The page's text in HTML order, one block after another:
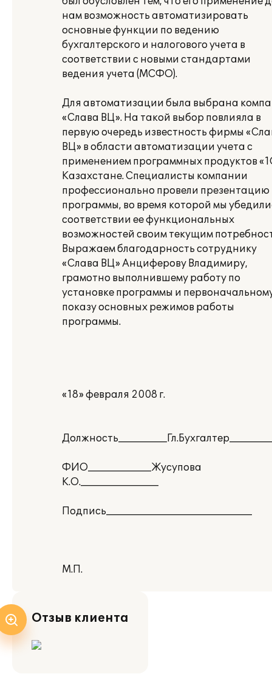
нам возможность автоматизировать
основные функции по ведению
бухгалтерского и налогового учета в
соответствии с новыми стандартами
ведения учета (МСФО).
Для автоматизации была выбрана
«Слава ВЦ». На такой выбор повлияла в
первую очередь известность фирмы
ВЦ» в области автоматизации учета с
применением программных продуктов
Казахстане. Специалисты компании
профессионально провели презентацию
программы, во время которой мы
соответствии ее функциональных
возможностей своим текущим
Выражаем благодарность сотруднику
«Слава ВЦ» Анциферову Владимиру,
грамотно выполнившему работу по
установке программы и
показу основных режимов работы
программы.
«18» февраля 2008 г.
ФИО_____________Жусупова
К.О.________________
Подпись______________________________
М.П.
Отзыв клиента